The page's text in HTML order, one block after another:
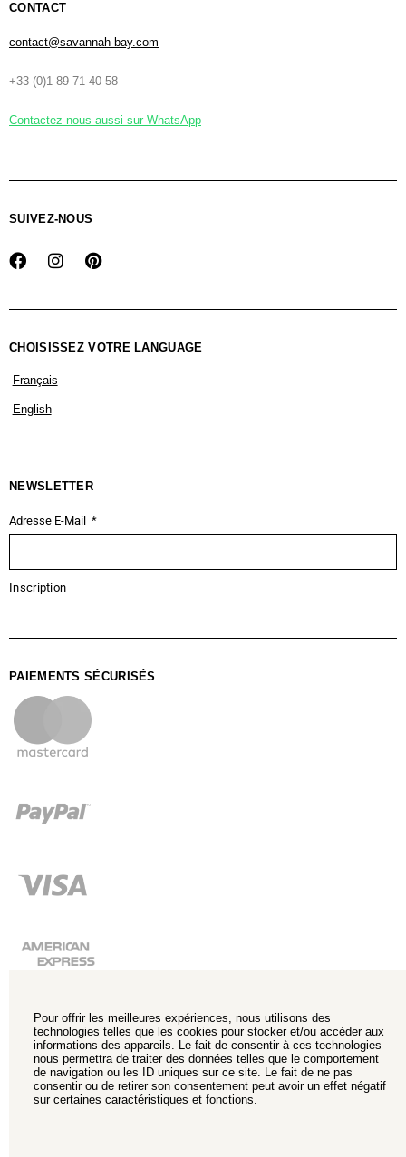
CONTACT
contact@savannah-bay.com
+33 (0)1 89 71 40 58
Contactez-nous aussi sur WhatsApp
SUIVEZ-NOUS
CHOISISSEZ VOTRE LANGUAGE
Français
English
NEWSLETTER
Adresse E-Mail
Inscription
PAIEMENTS SÉCURISÉS
Pour offrir les meilleures expériences, nous utilisons des
technologies telles que les cookies pour stocker et/ou accéder aux
informations des appareils. Le fait de consentir à ces technologies
nous permettra de traiter des données telles que le comportement
de navigation ou les ID uniques sur ce site. Le fait de ne pas
consentir ou de retirer son consentement peut avoir un effet négatif
sur certaines caractéristiques et fonctions.